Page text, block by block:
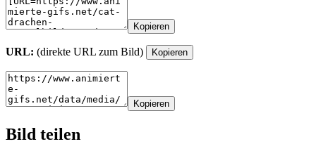
Kopieren
URL: (direkte URL zum Bild) Kopieren
Kopieren
Bild teilen